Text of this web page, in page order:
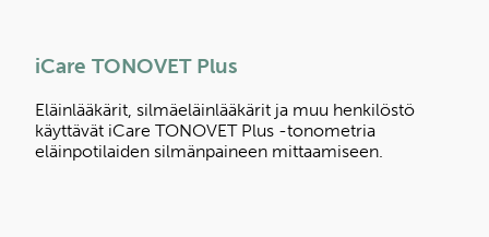
iCare TONOVET Plus
Eläinlääkärit, silmäeläinlääkärit ja muu henkilöstö
käyttävät iCare TONOVET Plus -tonometria
eläinpotilaiden silmänpaineen mittaamiseen.